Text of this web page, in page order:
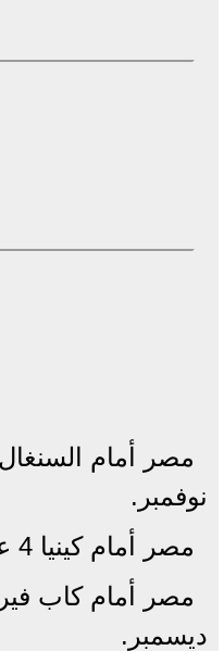
نوفمبر.
مصر أمام كينيا 4 عصرا الأحد 1 ديسمبر.
ديسمبر.